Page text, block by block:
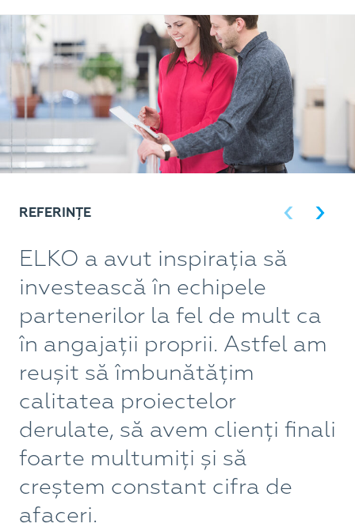
REFERINȚE
ELKO a avut inspirația să
investească în echipele
partenerilor la fel de mult ca
în angajații proprii. Astfel am
reușit să îmbunătățim
calitatea proiectelor
derulate, să avem clienți finali
foarte multumiți și să
creștem constant cifra de
afaceri.